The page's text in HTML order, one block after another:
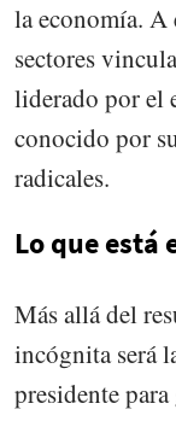
la economía. A
sectores
liderado por el
conocido por
radicales.
Lo que está
Más allá del
incógnita será
presidente